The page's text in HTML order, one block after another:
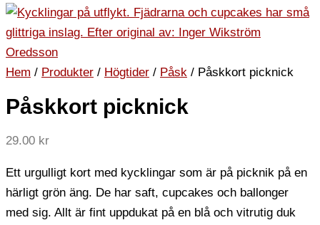
Hem / Produkter / Högtider / Påsk / Påskkort picknick
Påskkort picknick
29.00 kr
Ett urgulligt kort med kycklingar som är på picknik på en
härligt grön äng. De har saft, cupcakes och ballonger
med sig. Allt är fint uppdukat på en blå och vitrutig duk